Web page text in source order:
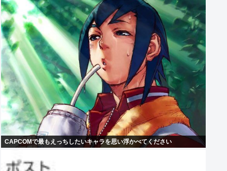
CAPCOMで最もえっちしたいキャラを思い浮かべてください